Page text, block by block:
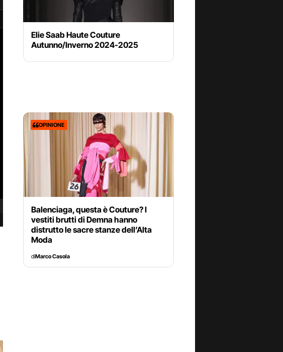
Elie Saab Haute Couture
Autunno/Inverno 2024-2025
OPINIONE
Balenciaga, questa è Couture? I
vestiti brutti di Demna hanno
distrutto le sacre stanze dell’Alta
Moda
diMarco Casola